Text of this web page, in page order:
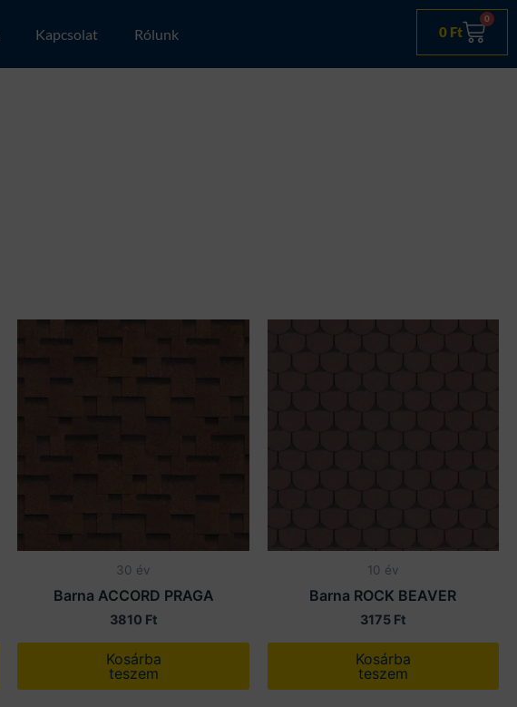
Kapcsolat Rólunk 0 Ft
0
30 év
Barna ACCORD PRAGA
3810 Ft
Kosárba
teszem
10 év
Barna ROCK BEAVER
3175 Ft
Kosárba
teszem